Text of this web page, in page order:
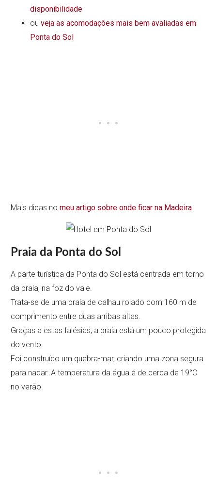
disponibilidade
ouveja as acomodações mais bem avaliadas em
Ponta do Sol
Mais dicas nomeu artigo sobre onde ficar na Madeira
Praia da Ponta do Sol
A parte turística da Ponta do Sol está centrada em torno
da praia, na foz do vale.
Trata-se de uma praia de calhau rolado com 160 m de
comprimento entre duas arribas altas.
Graças a estas falésias, a praia está um pouco protegida
do vento.
Foi construído um quebra-mar, criando uma zona segura
para nadar. A temperatura da água é de cerca de 19°C
no verão.